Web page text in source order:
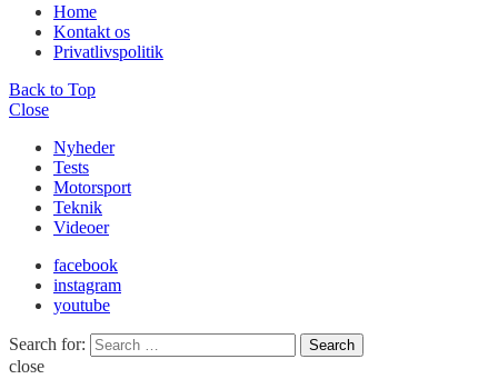
Home
Kontakt os
Privatlivspolitik
Back to Top
Close
Nyheder
Tests
Motorsport
Teknik
Videoer
facebook
instagram
youtube
Search for: Search
close